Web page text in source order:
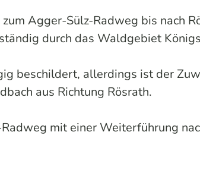
Agger-Sülz-Radweg bis nach
durch das Waldgebiet
beschildert, allerdings ist der
aus Richtung Rösrath.
mit einer Weiterführung